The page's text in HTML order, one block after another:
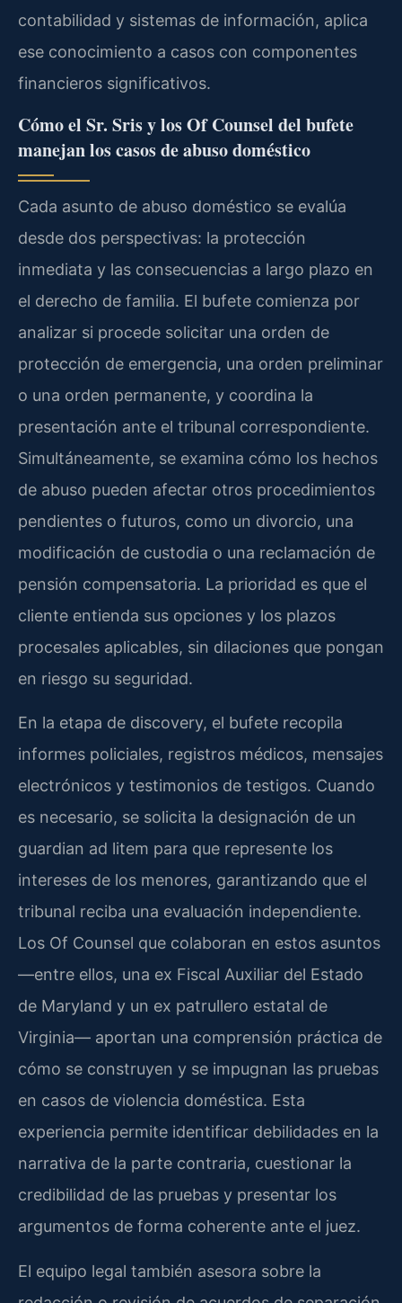
contabilidad y sistemas de información, aplica
ese conocimiento a casos con componentes
financieros significativos.
Cómo el Sr. Sris y los Of Counsel del bufete
manejan los casos de abuso doméstico
Cada asunto de abuso doméstico se evalúa
desde dos perspectivas: la protección
inmediata y las consecuencias a largo plazo en
el derecho de familia. El bufete comienza por
analizar si procede solicitar una orden de
protección de emergencia, una orden preliminar
o una orden permanente, y coordina la
presentación ante el tribunal correspondiente.
Simultáneamente, se examina cómo los hechos
de abuso pueden afectar otros procedimientos
pendientes o futuros, como un divorcio, una
modificación de custodia o una reclamación de
pensión compensatoria. La prioridad es que el
cliente entienda sus opciones y los plazos
procesales aplicables, sin dilaciones que pongan
en riesgo su seguridad.
En la etapa de discovery, el bufete recopila
informes policiales, registros médicos, mensajes
electrónicos y testimonios de testigos. Cuando
es necesario, se solicita la designación de un
guardian ad litem para que represente los
intereses de los menores, garantizando que el
tribunal reciba una evaluación independiente.
Los Of Counsel que colaboran en estos asuntos
—entre ellos, una ex Fiscal Auxiliar del Estado
de Maryland y un ex patrullero estatal de
Virginia— aportan una comprensión práctica de
cómo se construyen y se impugnan las pruebas
en casos de violencia doméstica. Esta
experiencia permite identificar debilidades en la
narrativa de la parte contraria, cuestionar la
credibilidad de las pruebas y presentar los
argumentos de forma coherente ante el juez.
El equipo legal también asesora sobre la